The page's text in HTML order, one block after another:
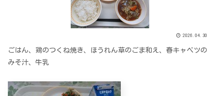
2026.04.30
ごはん、鶏のつくね焼き、ほうれん草のごま和え、春キャベツの
みそ汁、牛乳